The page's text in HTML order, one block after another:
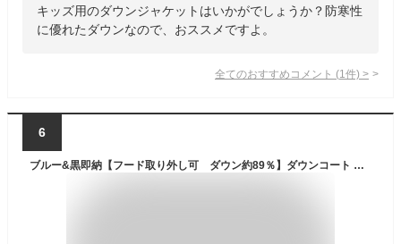
キッズ用のダウンジャケットはいかがでしょうか？防寒性
に優れたダウンなので、おススメですよ。
全てのおすすめコメント (1 件) >
6
ブルー&黒即納【フード取り外し可 ダウン約89％】ダウンコート 子供服 キッズ 冬用 防寒アウター 男の子 カッコイイ ダウンコート 冬用 ダウンジャケット 防寒/秋冬/通園/通学 ジュニア ダウンコート 130CM 140CM 150CM 160CM 170CM 選べる5色 フード取り外し可 汚れにくい